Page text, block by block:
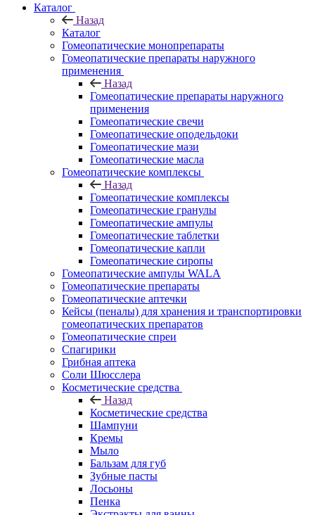
Каталог
Назад
Каталог
Гомеопатические монопрепараты
Гомеопатические препараты наружного
применения
Назад
Гомеопатические препараты наружного
применения
Гомеопатические свечи
Гомеопатические оподельдоки
Гомеопатические мази
Гомеопатические масла
Гомеопатические комплексы
Назад
Гомеопатические комплексы
Гомеопатические гранулы
Гомеопатические ампулы
Гомеопатические таблетки
Гомеопатические капли
Гомеопатические сиропы
Гомеопатические ампулы WALA
Гомеопатические препараты
Гомеопатические аптечки
Кейсы (пеналы) для хранения и транспортировки
гомеопатических препаратов
Гомеопатические спреи
Спагирики
Грибная аптека
Соли Шюсслера
Косметические средства
Назад
Косметические средства
Шампуни
Кремы
Мыло
Бальзам для губ
Зубные пасты
Лосьоны
Пенка